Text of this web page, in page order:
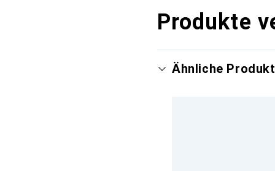
Produkte
Ähnliche